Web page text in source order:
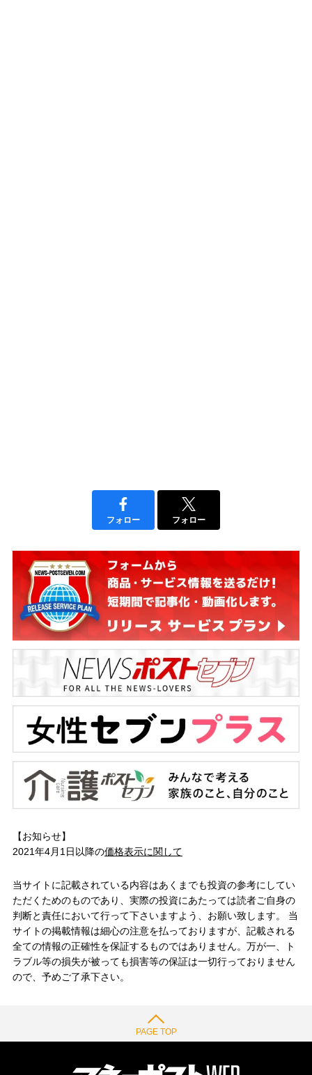
フォロー フォロー
【お知らせ】
2021年4月1日以降の価格表示に関して
当サイトに記載されている内容はあくまでも投資の参考にしてい
ただくためのものであり、実際の投資にあたっては読者ご自身の
判断と責任において行って下さいますよう、お願い致します。 当
サイトの掲載情報は細心の注意を払っておりますが、記載される
全ての情報の正確性を保証するものではありません。万が一、ト
ラブル等の損失が被っても損害等の保証は一切行っておりません
ので、予めご了承下さい。
PAGE TOP